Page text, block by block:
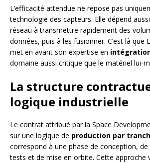
L’efficacité attendue ne repose pas
technologie des capteurs. Elle dépend
réseau à transmettre rapidement des
données, puis à les fusionner. C’est là que
met en avant son expertise en
domaine aussi critique que le matériel lui-
La structure
logique industrielle
Le contrat attribué par la Space
sur une logique de production par
correspond à une phase de conception,
tests et de mise en orbite. Cette approche